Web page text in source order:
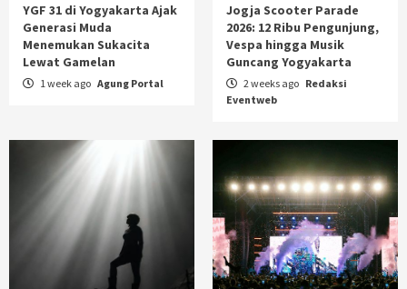
YGF 31 di Yogyakarta Ajak
Generasi Muda
Menemukan Sukacita
Lewat Gamelan
1 week ago Agung Portal
Jogja Scooter Parade
2026: 12 Ribu Pengunjung,
Vespa hingga Musik
Guncang Yogyakarta
2 weeks ago Redaksi
Eventweb